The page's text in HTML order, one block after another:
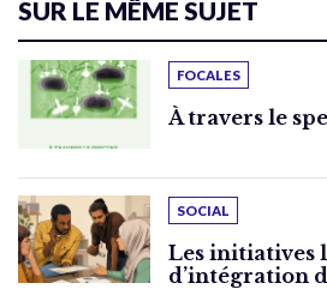
SUR LE MÊME SUJET
FOCALES
À travers le
SOCIAL
Les initiatives
d’intégration